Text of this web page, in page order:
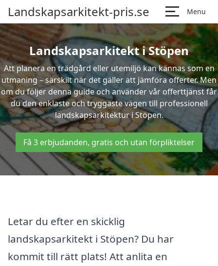
Landskapsarkitekt-pris.se Menu
Landskapsarkitekt i Stöpen
Att planera en trädgård eller utemiljö kan kännas som en
utmaning – särskilt när det gäller att jämföra offerter. Men
om du följer denna guide och använder vår offerttjänst får
du den enklaste och tryggaste vägen till professionell
landskapsarkitektur i Stöpen.
Få 3 erbjudanden, gratis och utan förpliktelser
Letar du efter en skicklig
landskapsarkitekt i Stöpen? Du har
kommit till rätt plats! Att anlita en